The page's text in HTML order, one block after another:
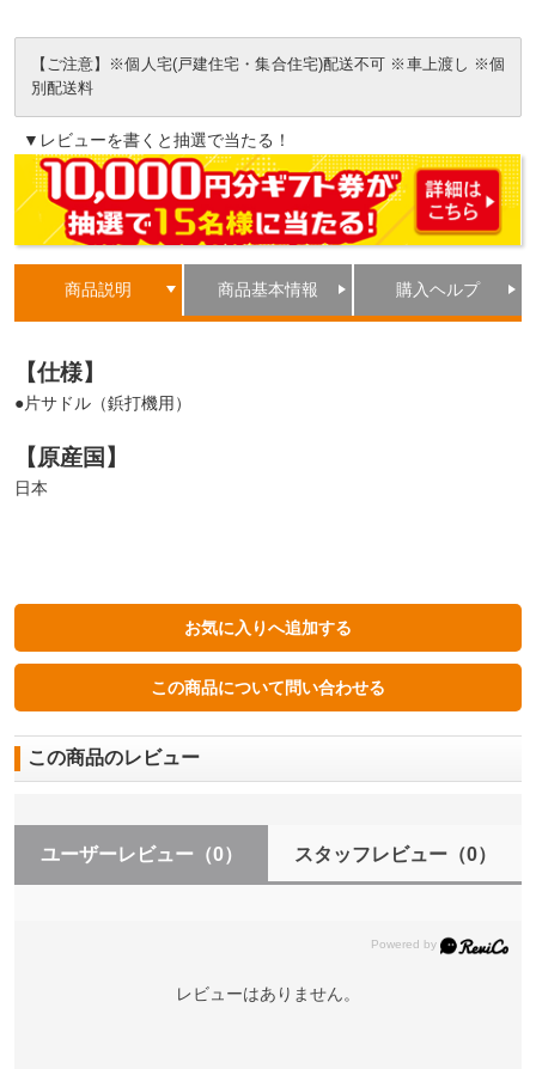
【ご注意】※個人宅(戸建住宅・集合住宅)配送不可 ※車上渡し ※個
別配送料
▼レビューを書くと抽選で当たる！
商品説明 商品基本情報 購入ヘルプ
【仕様】
●片サドル（鋲打機用）
【原産国】
日本
この商品のレビュー
ユーザーレビュー （0） スタッフレビュー（0）
レビューはありません。